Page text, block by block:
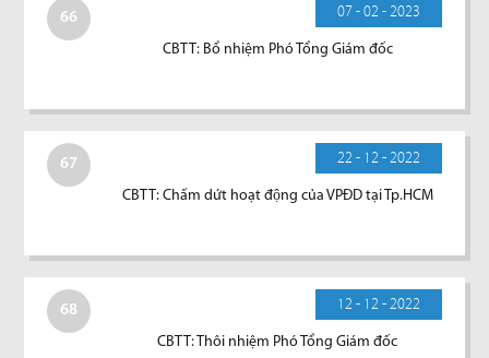
66 07 - 02 - 2023
CBTT: Bổ nhiệm Phó Tổng Giám đốc
67 22 - 12 - 2022
CBTT: Chấm dứt hoạt động của VPĐD tại Tp.HCM
68 12 - 12 - 2022
CBTT: Thôi nhiệm Phó Tổng Giám đốc